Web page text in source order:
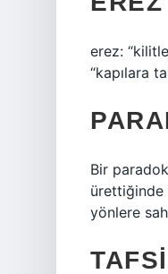
erez:
“kapılara
Bir
ürettiğinde
yönlere